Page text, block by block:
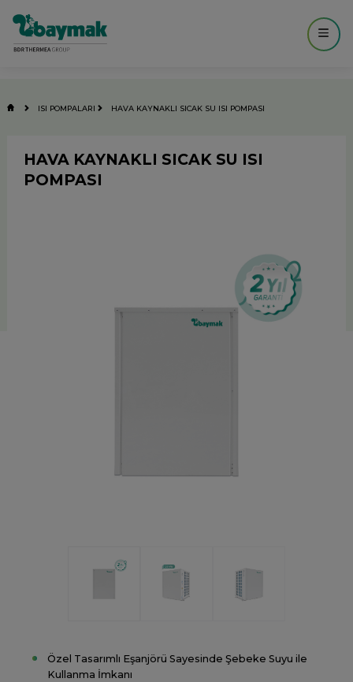
ISI POMPALARI HAVA KAYNAKLI SICAK SU ISI POMPASI
HAVA KAYNAKLI SICAK SU ISI
POMPASI
Özel Tasarımlı Eşanjörü Sayesinde Şebeke Suyu ile
Kullanma İmkanı